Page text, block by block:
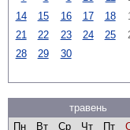
14
15 16 17 18
21
22 23 24 25
28
29 30
травень
Пн
Вт Ср Чт Пт